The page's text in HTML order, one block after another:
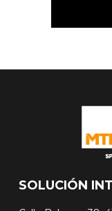
SOLUCIÓN